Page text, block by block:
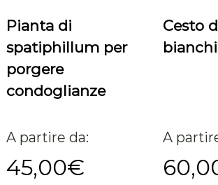
Pianta di
spatiphillum per
porgere
condoglianze
A partire da:
45,00€
Cesto
A